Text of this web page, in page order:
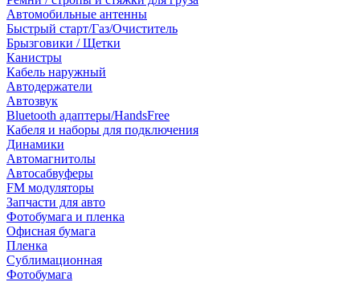
Автомобильные антенны
Быстрый старт/Газ/Очиститель
Брызговики / Щетки
Канистры
Кабель наружный
Автодержатели
Автозвук
Bluetooth адаптеры/HandsFree
Кабеля и наборы для подключения
Динамики
Автомагнитолы
Автосабвуферы
FM модуляторы
Запчасти для авто
Фотобумага и пленка
Офисная бумага
Пленка
Сублимационная
Фотобумага